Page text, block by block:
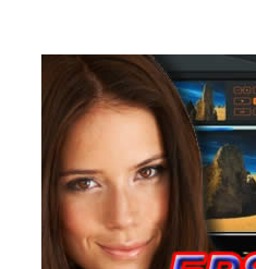
Reset
Epson
Resetujemy
zużyty tusz w